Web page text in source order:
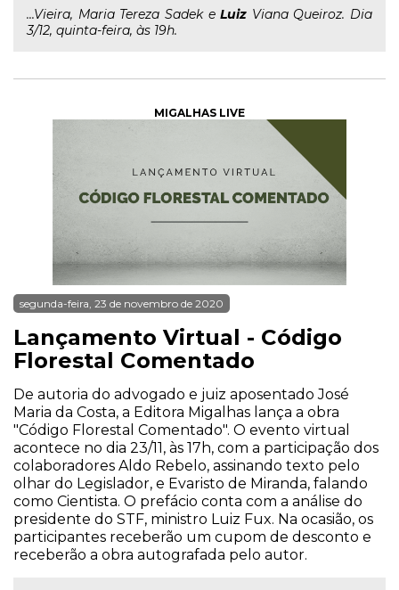
...Vieira, Maria Tereza Sadek eLuiz Viana Queiroz. Dia
3/12, quinta-feira, às 19h.
MIGALHAS LIVE
segunda-feira, 23 de novembro de 2020
Lançamento Virtual - Código
Florestal Comentado
De autoria do advogado e juiz aposentado José
Maria da Costa, a Editora Migalhas lança a obra
"Código Florestal Comentado". O evento virtual
acontece no dia 23/11, às 17h, com a participação dos
colaboradores Aldo Rebelo, assinando texto pelo
olhar do Legislador, e Evaristo de Miranda, falando
como Cientista. O prefácio conta com a análise do
presidente do STF, ministro Luiz Fux. Na ocasião, os
participantes receberão um cupom de desconto e
receberão a obra autografada pelo autor.